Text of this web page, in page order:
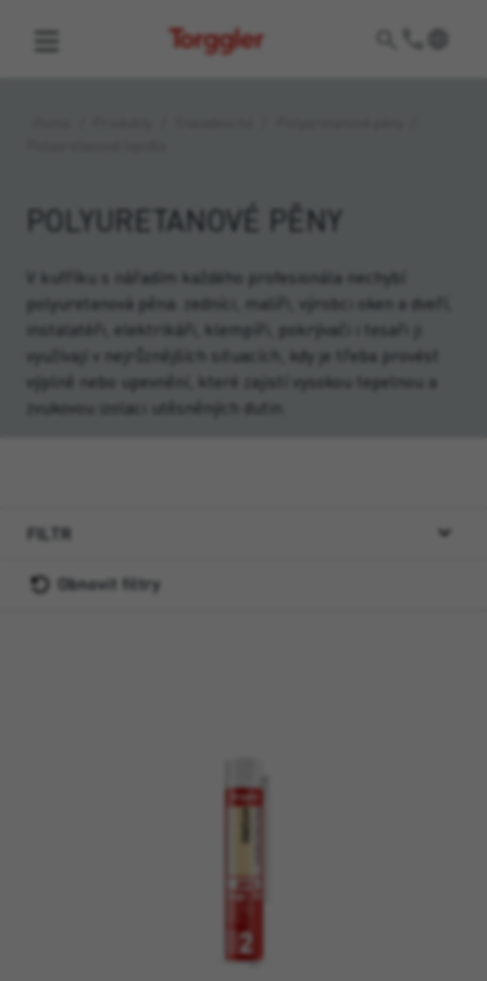
Torggler
POLYURETANOVÉ PĚNY
V kufříku s nářadím každého profesionála nechybí
polyuretanová pěna: zedníci, malíři, výrobci oken a dveří,
instalatéři, elektrikáři, klempíři, pokrývači i tesaři ji
využívají v nejrůznějších situacích, kdy je třeba provést
výplně nebo upevnění, které zajistí vysokou tepelnou a
zvukovou izolaci utěsněných dutin.
FILTR
Obnovit filtry